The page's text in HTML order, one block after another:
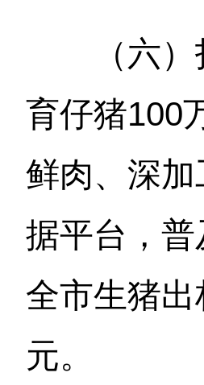
（六
育仔猪100
鲜肉、深
据平台，
全市生猪
元。